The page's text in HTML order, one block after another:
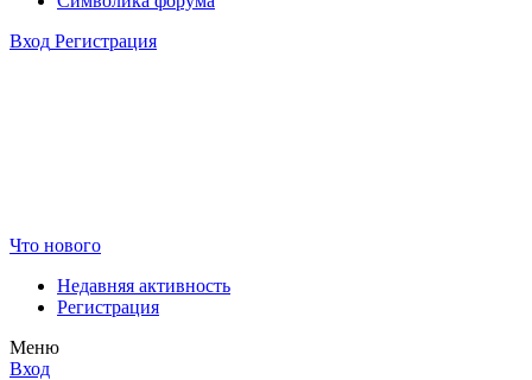
Вход Регистрация
Что нового
Недавняя активность
Регистрация
Меню
Вход